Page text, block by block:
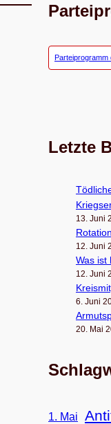
Parteiprogramm
Letzte
13. Juni
Rota­tion
12. Juni
Was ist
12. Juni
6. Juni
20. Mai
1. Mai